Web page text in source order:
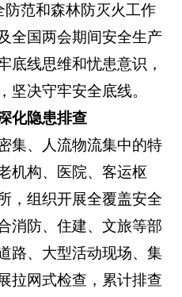
防范和森林防灭火工作
全国两会期间安全生产
底线思维和忧患意识，
坚决守牢安全底线。
化隐患排查
集、人流物流集中的特
机构、医院、客运枢
，组织开展全覆盖安全
消防、住建、文旅等部
路、大型活动现场、集
拉网式检查，累计排查